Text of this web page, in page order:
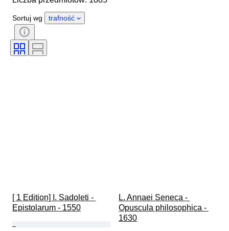
Tematyka
Podpis
Język
Era
Sortuj wg trafność
[ 1 Edition] I. Sadoleti -
Epistolarum - 1550
L. Annaei Seneca -
Opuscula philosophica -
1630